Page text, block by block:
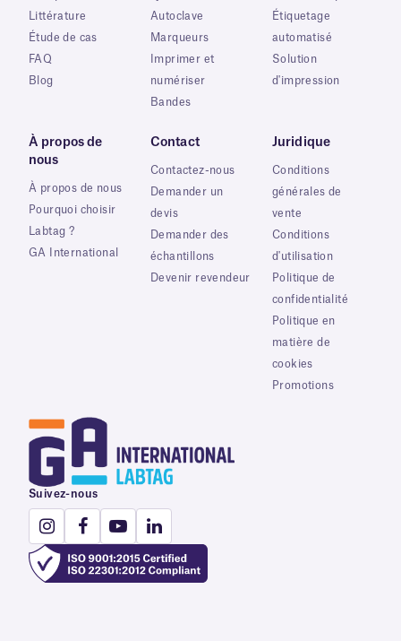
Littérature
Étude de cas
FAQ
Blog
Autoclave
Marqueurs
Imprimer et
numériser
Bandes
Étiquetage
automatisé
Solution
d'impression
À propos de
nous
À propos de nous
Pourquoi choisir
Labtag ?
GA International
Contact
Contactez-nous
Demander un
devis
Demander des
échantillons
Devenir revendeur
Juridique
Conditions
générales de
vente
Conditions
d'utilisation
Politique de
confidentialité
Politique en
matière de
cookies
Promotions
Suivez-nous